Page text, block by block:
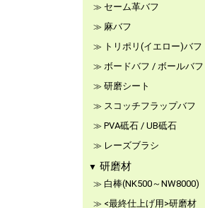
セーム革バフ
麻バフ
トリポリ(イエロー)バフ
ボードバフ / ボールバフ
研磨シート
スコッチフラップバフ
PVA砥石 / UB砥石
レーズブラシ
研磨材
白棒(NK500～NW8000)
<最終仕上げ用>研磨材